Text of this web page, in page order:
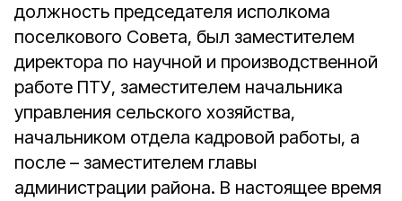
должность председателя исполкома
поселкового Совета, был заместителем
директора по научной и производственной
работе ПТУ, заместителем начальника
управления сельского хозяйства,
начальником отдела кадровой работы, а
после – заместителем главы
администрации района. В настоящее время